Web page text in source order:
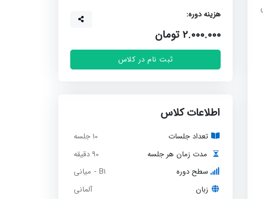
هزینه دوره:
2.000.000 تومان
ثبت نام در کلاس
اطلاعات کلاس
تعداد جلسات
10 جلسه
مدت زمان هر جلسه
90 دقیقه
سطح دوره
B1 - میانی
زبان
آلمانی